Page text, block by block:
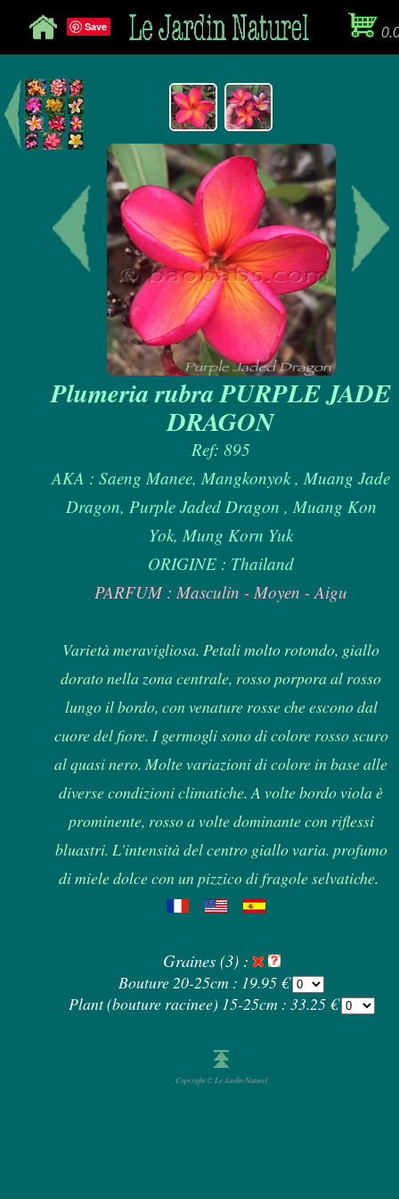
Save
Plumeria rubra PURPLE JADE
DRAGON
Ref: 895
AKA : Saeng Manee, Mangkonyok , Muang Jade
Dragon, Purple Jaded Dragon , Muang Kon
Yok, Mung Korn Yuk
ORIGINE : Thailand
PARFUM : Masculin - Moyen - Aigu
Varietà meravigliosa. Petali molto rotondo, giallo
dorato nella zona centrale, rosso porpora al rosso
lungo il bordo, con venature rosse che escono dal
cuore del fiore. I germogli sono di colore rosso scuro
al quasi nero. Molte variazioni di colore in base alle
diverse condizioni climatiche. A volte bordo viola è
prominente, rosso a volte dominante con riflessi
bluastri. L'intensità del centro giallo varia. profumo
di miele dolce con un pizzico di fragole selvatiche.
Graines (3) :
Bouture 20-25cm : 19.95 €
Plant (bouture racinee) 15-25cm : 33.25 €
Copyright © Le Jardin Naturel